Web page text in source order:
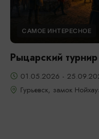
САМОЕ ИНТЕРЕСНОЕ
Рыцарский
01.05.2026 -
Гурьевск, замок